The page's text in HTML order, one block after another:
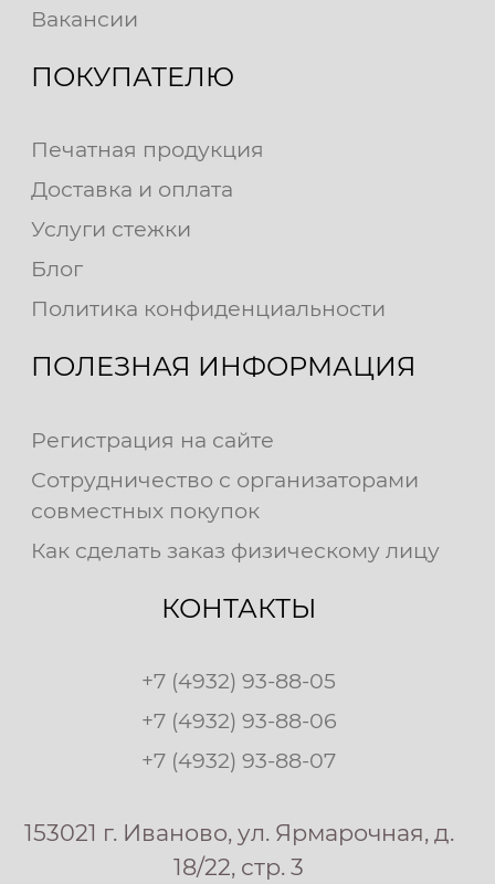
Вакансии
ПОКУПАТЕЛЮ
Печатная продукция
Доставка и оплата
Услуги стежки
Блог
Политика конфиденциальности
ПОЛЕЗНАЯ ИНФОРМАЦИЯ
Регистрация на сайте
Сотрудничество с организаторами
совместных покупок
Как сделать заказ физическому лицу
КОНТАКТЫ
+7 (4932) 93-88-05
+7 (4932) 93-88-06
+7 (4932) 93-88-07
153021 г. Иваново, ул. Ярмарочная, д.
18/22, стр. 3